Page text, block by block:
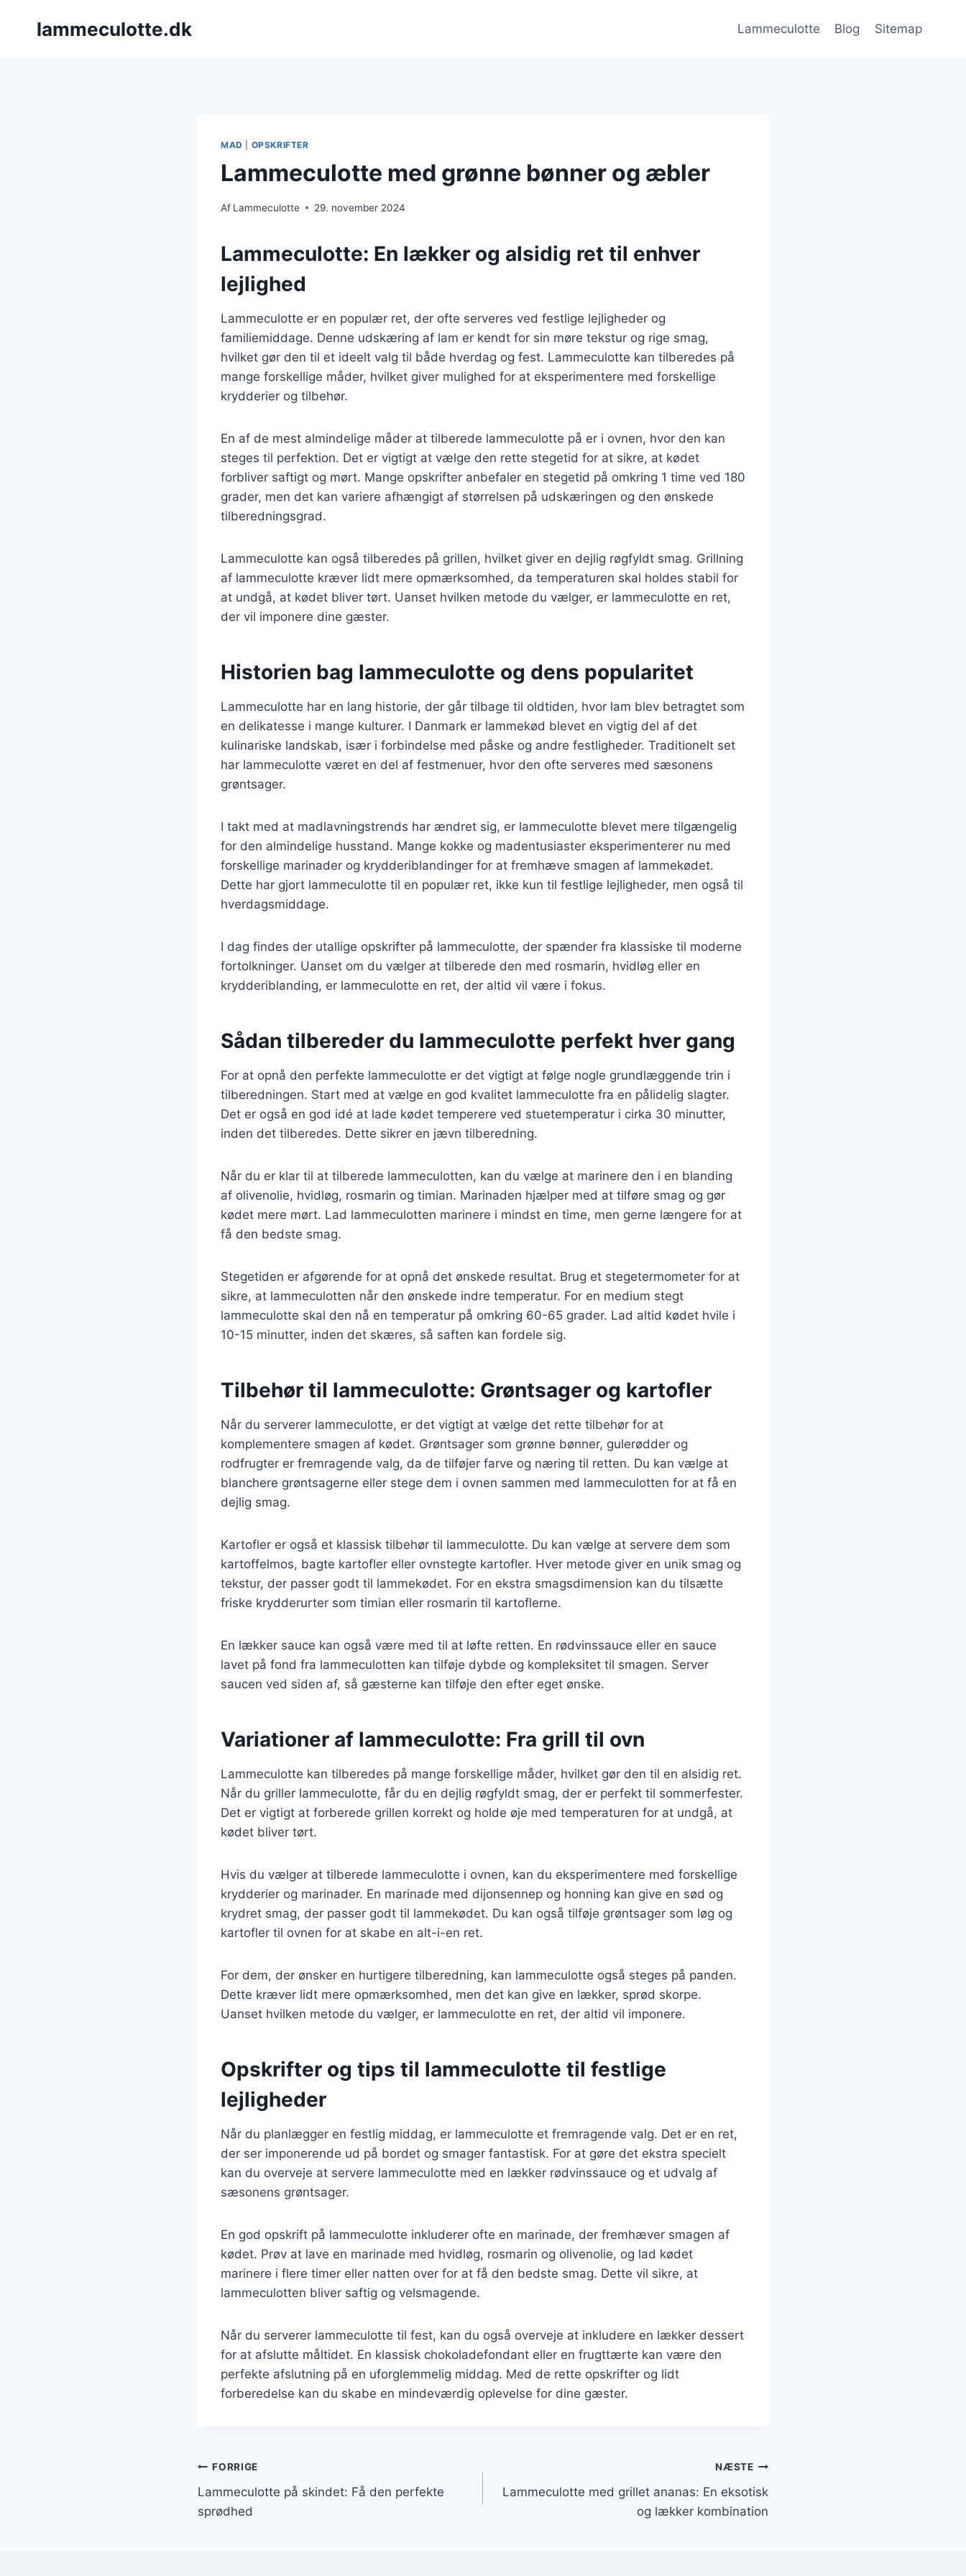
lammeculotte.dk Lammeculotte Blog Sitemap
MAD OPSKRIFTER
Lammeculotte med grønne bønner og æbler
Af Lammeculotte 29. november 2024
Lammeculotte: En lækker og alsidig ret til enhver
lejlighed
Lammeculotte er en populær ret, der ofte serveres ved festlige lejligheder og
familiemiddage. Denne udskæring af lam er kendt for sin møre tekstur og rige smag,
hvilket gør den til et ideelt valg til både hverdag og fest. Lammeculotte kan tilberedes på
mange forskellige måder, hvilket giver mulighed for at eksperimentere med forskellige
krydderier og tilbehør.
En af de mest almindelige måder at tilberede lammeculotte på er i ovnen, hvor den kan
steges til perfektion. Det er vigtigt at vælge den rette stegetid for at sikre, at kødet
forbliver saftigt og mørt. Mange opskrifter anbefaler en stegetid på omkring 1 time ved 180
grader, men det kan variere afhængigt af størrelsen på udskæringen og den ønskede
tilberedningsgrad.
Lammeculotte kan også tilberedes på grillen, hvilket giver en dejlig røgfyldt smag. Grillning
af lammeculotte kræver lidt mere opmærksomhed, da temperaturen skal holdes stabil for
at undgå, at kødet bliver tørt. Uanset hvilken metode du vælger, er lammeculotte en ret,
der vil imponere dine gæster.
Historien bag lammeculotte og dens popularitet
Lammeculotte har en lang historie, der går tilbage til oldtiden, hvor lam blev betragtet som
en delikatesse i mange kulturer. I Danmark er lammekød blevet en vigtig del af det
kulinariske landskab, især i forbindelse med påske og andre festligheder. Traditionelt set
har lammeculotte været en del af festmenuer, hvor den ofte serveres med sæsonens
grøntsager.
I takt med at madlavningstrends har ændret sig, er lammeculotte blevet mere tilgængelig
for den almindelige husstand. Mange kokke og madentusiaster eksperimenterer nu med
forskellige marinader og krydderiblandinger for at fremhæve smagen af lammekødet.
Dette har gjort lammeculotte til en populær ret, ikke kun til festlige lejligheder, men også til
hverdagsmiddage.
I dag findes der utallige opskrifter på lammeculotte, der spænder fra klassiske til moderne
fortolkninger. Uanset om du vælger at tilberede den med rosmarin, hvidløg eller en
krydderiblanding, er lammeculotte en ret, der altid vil være i fokus.
Sådan tilbereder du lammeculotte perfekt hver gang
For at opnå den perfekte lammeculotte er det vigtigt at følge nogle grundlæggende trin i
tilberedningen. Start med at vælge en god kvalitet lammeculotte fra en pålidelig slagter.
Det er også en god idé at lade kødet temperere ved stuetemperatur i cirka 30 minutter,
inden det tilberedes. Dette sikrer en jævn tilberedning.
Når du er klar til at tilberede lammeculotten, kan du vælge at marinere den i en blanding
af olivenolie, hvidløg, rosmarin og timian. Marinaden hjælper med at tilføre smag og gør
kødet mere mørt. Lad lammeculotten marinere i mindst en time, men gerne længere for at
få den bedste smag.
Stegetiden er afgørende for at opnå det ønskede resultat. Brug et stegetermometer for at
sikre, at lammeculotten når den ønskede indre temperatur. For en medium stegt
lammeculotte skal den nå en temperatur på omkring 60-65 grader. Lad altid kødet hvile i
10-15 minutter, inden det skæres, så saften kan fordele sig.
Tilbehør til lammeculotte: Grøntsager og kartofler
Når du serverer lammeculotte, er det vigtigt at vælge det rette tilbehør for at
komplementere smagen af kødet. Grøntsager som grønne bønner, gulerødder og
rodfrugter er fremragende valg, da de tilføjer farve og næring til retten. Du kan vælge at
blanchere grøntsagerne eller stege dem i ovnen sammen med lammeculotten for at få en
dejlig smag.
Kartofler er også et klassisk tilbehør til lammeculotte. Du kan vælge at servere dem som
kartoffelmos, bagte kartofler eller ovnstegte kartofler. Hver metode giver en unik smag og
tekstur, der passer godt til lammekødet. For en ekstra smagsdimension kan du tilsætte
friske krydderurter som timian eller rosmarin til kartoflerne.
En lækker sauce kan også være med til at løfte retten. En rødvinssauce eller en sauce
lavet på fond fra lammeculotten kan tilføje dybde og kompleksitet til smagen. Server
saucen ved siden af, så gæsterne kan tilføje den efter eget ønske.
Variationer af lammeculotte: Fra grill til ovn
Lammeculotte kan tilberedes på mange forskellige måder, hvilket gør den til en alsidig ret.
Når du griller lammeculotte, får du en dejlig røgfyldt smag, der er perfekt til sommerfester.
Det er vigtigt at forberede grillen korrekt og holde øje med temperaturen for at undgå, at
kødet bliver tørt.
Hvis du vælger at tilberede lammeculotte i ovnen, kan du eksperimentere med forskellige
krydderier og marinader. En marinade med dijonsennep og honning kan give en sød og
krydret smag, der passer godt til lammekødet. Du kan også tilføje grøntsager som løg og
kartofler til ovnen for at skabe en alt-i-en ret.
For dem, der ønsker en hurtigere tilberedning, kan lammeculotte også steges på panden.
Dette kræver lidt mere opmærksomhed, men det kan give en lækker, sprød skorpe.
Uanset hvilken metode du vælger, er lammeculotte en ret, der altid vil imponere.
Opskrifter og tips til lammeculotte til festlige
lejligheder
Når du planlægger en festlig middag, er lammeculotte et fremragende valg. Det er en ret,
der ser imponerende ud på bordet og smager fantastisk. For at gøre det ekstra specielt
kan du overveje at servere lammeculotte med en lækker rødvinssauce og et udvalg af
sæsonens grøntsager.
En god opskrift på lammeculotte inkluderer ofte en marinade, der fremhæver smagen af
kødet. Prøv at lave en marinade med hvidløg, rosmarin og olivenolie, og lad kødet
marinere i flere timer eller natten over for at få den bedste smag. Dette vil sikre, at
lammeculotten bliver saftig og velsmagende.
Når du serverer lammeculotte til fest, kan du også overveje at inkludere en lækker dessert
for at afslutte måltidet. En klassisk chokoladefondant eller en frugttærte kan være den
perfekte afslutning på en uforglemmelig middag. Med de rette opskrifter og lidt
forberedelse kan du skabe en mindeværdig oplevelse for dine gæster.
Indlægsnavigation
FORRIGE
Lammeculotte på skindet: Få den perfekte
sprødhed
NÆSTE
Lammeculotte med grillet ananas: En eksotisk
og lækker kombination